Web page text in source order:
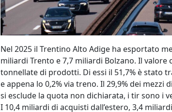
Nel 2025 il Trentino Alto Adige ha esportato
miliardi Trento e 7,7 miliardi Bolzano. Il
tonnellate di prodotti. Di essi il 51,7% è stato
e appena lo 0,2% via treno. Il 29,9% dei
si esclude la quota non dichiarata, i tir sono i
I 10,4 miliardi di acquisti dall’estero, 3,4